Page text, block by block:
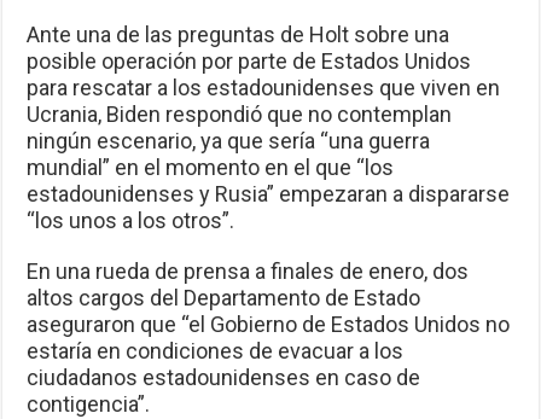
Ante una de las preguntas de Holt sobre una
posible operación por parte de Estados Unidos
para rescatar a los estadounidenses que viven en
Ucrania, Biden respondió que no contemplan
ningún escenario, ya que sería “una guerra
mundial” en el momento en el que “los
estadounidenses y Rusia” empezaran a dispararse
“los unos a los otros”.
En una rueda de prensa a finales de enero, dos
altos cargos del Departamento de Estado
aseguraron que “el Gobierno de Estados Unidos no
estaría en condiciones de evacuar a los
ciudadanos estadounidenses en caso de
contigencia”.